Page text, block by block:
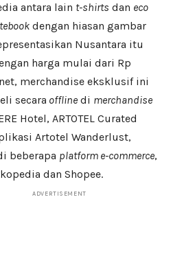
antara lain t-shirts dan eco
dengan hiasan gambar
Nusantara itu
harga mulai dari Rp
merchandise eksklusif ini
secara offline di merchandise
Hotel, ARTOTEL Curated
Artotel Wanderlust,
beberapa platform e-commerce,
dan Shopee.
ADVERTISEMENT